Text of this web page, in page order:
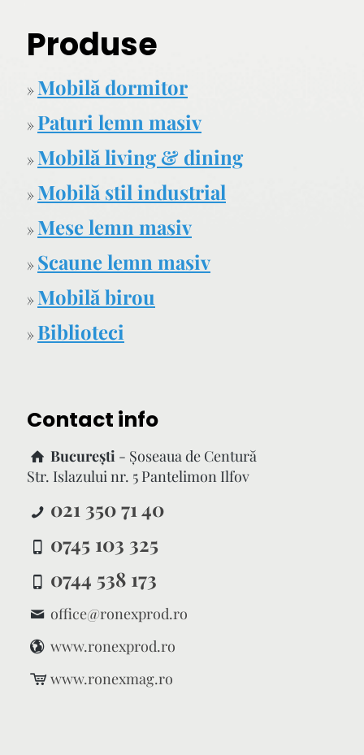
Produse
» Mobilă dormitor
» Paturi lemn masiv
» Mobilă living & dining
» Mobilă stil industrial
» Mese lemn masiv
» Scaune lemn masiv
» Mobilă birou
» Biblioteci
Contact info
București - Şoseaua de Centură
Str. Islazului nr. 5 Pantelimon Ilfov
021 350 71 40
0745 103 325
0744 538 173
office@ronexprod.ro
www.ronexprod.ro
www.ronexmag.ro